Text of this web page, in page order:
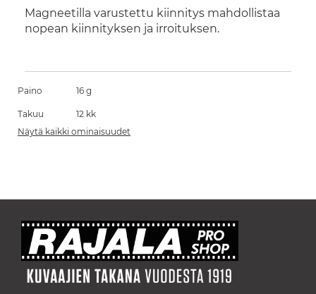
Magneetilla varustettu kiinnitys mahdollistaa
nopean kiinnityksen ja irroituksen.
Paino 16 g
Takuu
12 kk
Näytä kaikki ominaisuudet